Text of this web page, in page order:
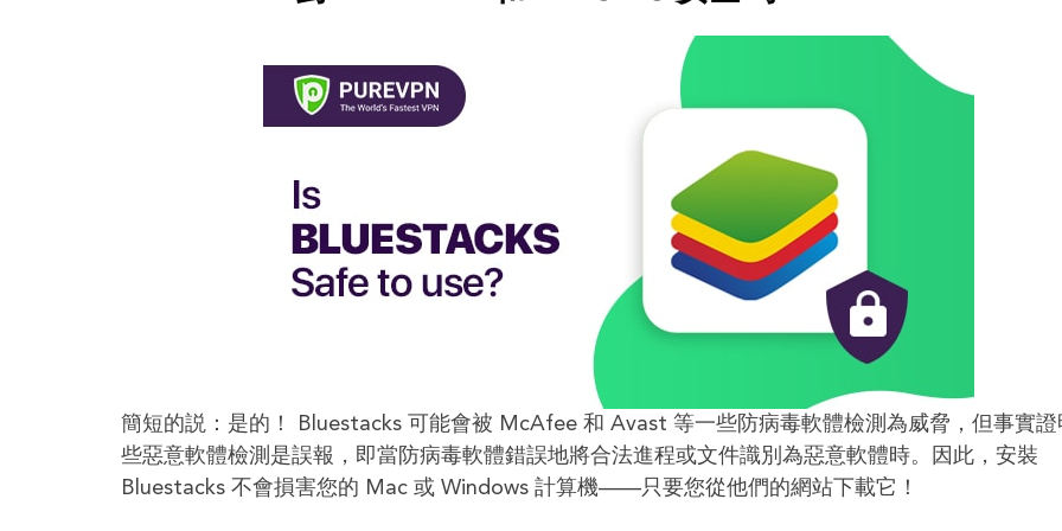
簡短的説：是的！ Bluestacks 可能會被 McAfee 和 Avast 等一些防病毒軟體檢測為威脅，但事實證
些惡意軟體檢測是誤報，即當防病毒軟體錯誤地將合法進程或文件識別為惡意軟體時。因此，安裝
Bluestacks 不會損害您的 Mac 或 Windows 計算機——只要您從他們的網站下載它！